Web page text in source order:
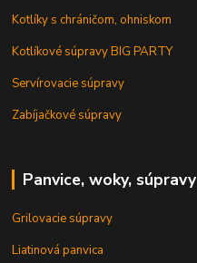
Kotlíky s chráničom, ohniskom
Kotlíkové súpravy BIG PARTY
Servírovacie súpravy
Zabíjačkové súpravy
Panvice, woky, súpravy
Grilovacie súpravy
Liatinová panvica